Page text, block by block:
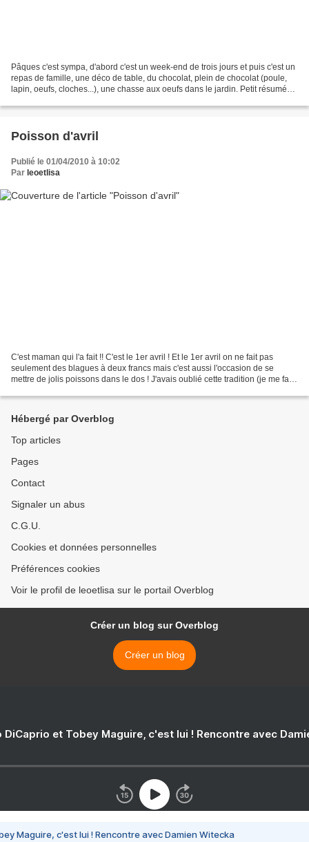
Pâques c'est sympa, d'abord c'est un week-end de trois jours et puis c'est un
repas de famille, une déco de table, du chocolat, plein de chocolat (poule,
lapin, oeufs, cloches...), une chasse aux oeufs dans le jardin. Petit résumé
Poisson d'avril
Publié le 01/04/2010 à 10:02
Par leoetlisa
C'est maman qui l'a fait !! C'est le 1er avril ! Et le 1er avril on ne fait pas
seulement des blagues à deux francs mais c'est aussi l'occasion de se
mettre de jolis poissons dans le dos ! J'avais oublié cette tradition (je me fais
Hébergé par Overblog
Top articles
Pages
Contact
Signaler un abus
C.G.U.
Cookies et données personnelles
Préférences cookies
Voir le profil de leoetlisa sur le portail Overblog
Créer un blog sur Overblog
Créer un blog
DiCaprio et Tobey Maguire, c'est lui ! Rencontre avec
Maguire, c'est lui ! Rencontre avec Damien Witecka